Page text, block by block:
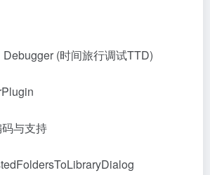
(时间旅行调试TTD)
与支持